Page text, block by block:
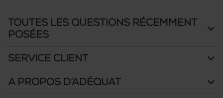
Toutes les questions récemment
posées
Service client
A propos d’Adéquat